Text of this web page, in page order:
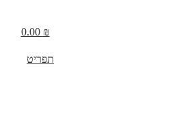
0.00 ₪
תפריט